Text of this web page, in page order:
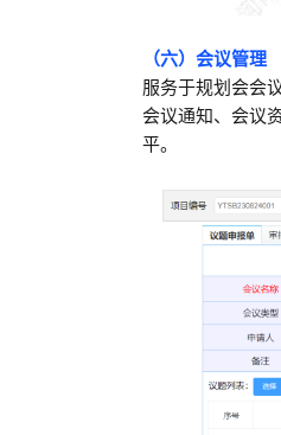
（六）会议管理
服务于规划会会
会议通知、会议
平。